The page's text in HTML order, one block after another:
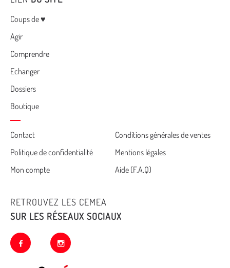
Menu
Coups de ♥
Agir
Comprendre
Echanger
Dossiers
Boutique
Cemea
footer
Contact
Conditions générales de ventes
Politique de confidentialité
Mentions légales
Mon compte
Aide (F.A.Q)
RETROUVEZ LES CEMEA
SUR LES RÉSEAUX SOCIAUX
facebook instagram